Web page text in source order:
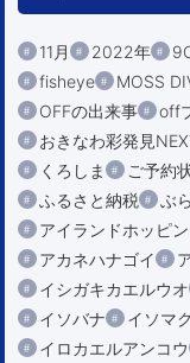
11月 2022年
fisheye
MOSS
OFFの出来事
off
おきなわ彩発見
くろしま
ご予約
ふるさと納税
ぶ
アイランドホッピ
アカネハナゴイ
イシガキカエルウオ
イソバナ
イソマ
イロカエルアンコウ